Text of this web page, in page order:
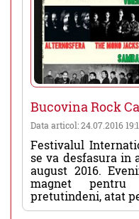
Bucovina Rock
Data articol: 24.07.2016
Festivalul
se va desfasura in
august 2016.
magnet
pretutindeni, atat